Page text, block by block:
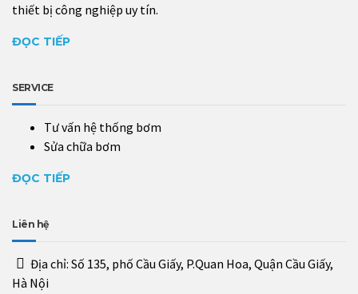
thiết bị công nghiệp uy tín.
ĐỌC TIẾP
SERVICE
Tư vấn hệ thống bơm
Sửa chữa bơm
ĐỌC TIẾP
Liên hệ
Địa chỉ: Số 135, phố Cầu Giấy, P.Quan Hoa, Quận Cầu Giấy,
Hà Nội